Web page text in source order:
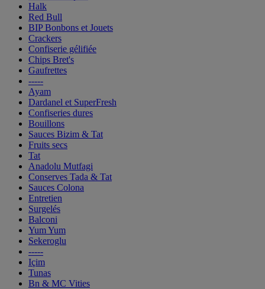
Halk
Red Bull
BIP Bonbons et Jouets
Crackers
Confiserie gélifiée
Chips Bret's
Gaufrettes
-----
Ayam
Dardanel et SuperFresh
Confiseries dures
Bouillons
Sauces Bizim & Tat
Fruits secs
Tat
Anadolu Mutfagi
Conserves Tada & Tat
Sauces Colona
Entretien
Surgelés
Balconi
Yum Yum
Sekeroglu
-----
Içim
Tunas
Bn & MC Vities